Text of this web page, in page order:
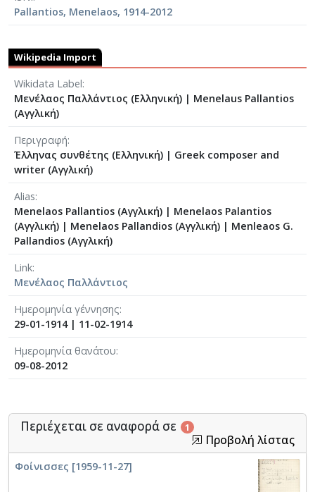
Pallantios, Menelaos, 1914-2012
Wikipedia Import
Wikidata Label
Μενέλαος Παλλάντιος (Ελληνική) | Menelaus Pallantios
(Αγγλική)
Περιγραφή
Έλληνας συνθέτης (Ελληνική) | Greek composer and
writer (Αγγλική)
Alias
Menelaos Pallantios (Αγγλική) | Menelaos Palantios
(Αγγλική) | Menelaos Pallandios (Αγγλική) | Menleaos G.
Pallandios (Αγγλική)
Link
Μενέλαος Παλλάντιος
Ημερομηνία γέννησης
29-01-1914 | 11-02-1914
Ημερομηνία θανάτου
09-08-2012
Περιέχεται σε αναφορά σε 1
Προβολή λίστας
Φοίνισσες [1959-11-27]